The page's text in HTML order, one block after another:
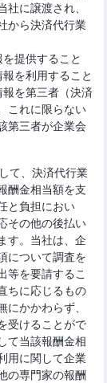
に譲渡され、
から決済代行業
提供すること
を利用すること
を第三者（決済
これに限らない
第三者が企業会
て、決済代行業
酬金相当額を支
と負担におい
その他の後払い
す。当社は、企
について調査を
等を要請するこ
ちに応じるもの
にかかわらず、
受けることがで
て当該報酬金相
用に関して企業
の専門家の報酬